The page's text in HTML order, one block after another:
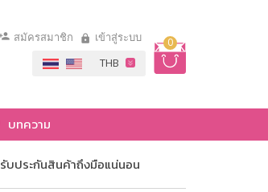
0
สมัครสมาชิก เข้าสู่ระบบ
บทความ
รับประกันสินค้าถึงมือแน่นอน